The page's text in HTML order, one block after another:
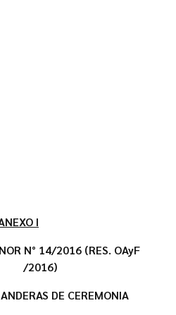
I
N° 14/2016 (RES. OAyF
/2016)
DE CEREMONIA